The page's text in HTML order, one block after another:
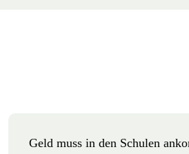
Geld muss in den Schulen